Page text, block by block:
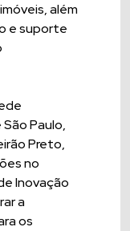
além
e suporte
Paulo,
Preto,
no
Inovação
a
os